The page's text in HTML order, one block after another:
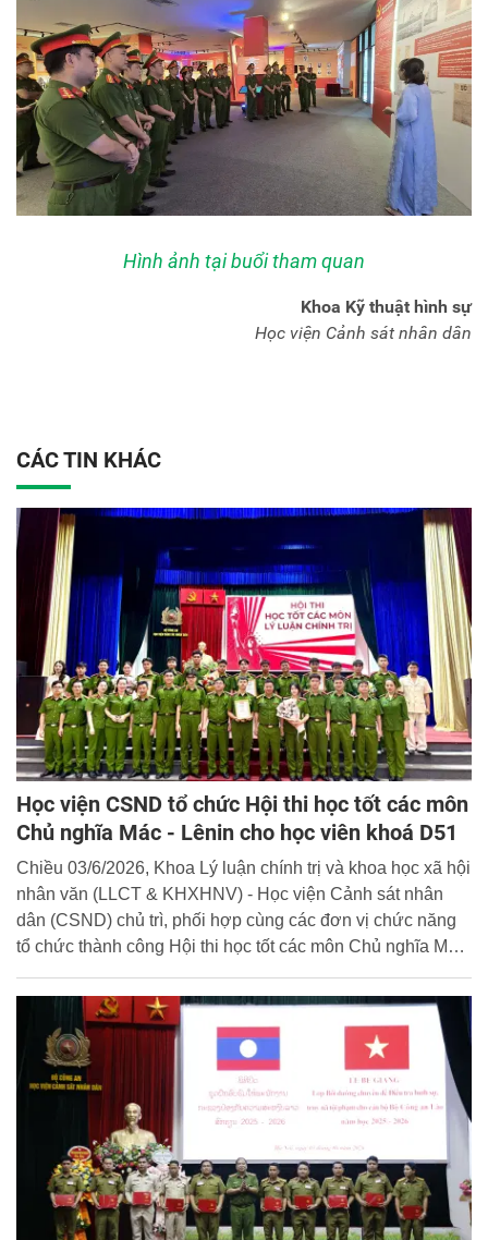
Hình ảnh tại buổi tham quan
Khoa Kỹ thuật hình sự
Học viện Cảnh sát nhân dân
CÁC TIN KHÁC
Học viện CSND tổ chức Hội thi học tốt các môn
Chủ nghĩa Mác - Lênin cho học viên khoá D51
Chiều 03/6/2026, Khoa Lý luận chính trị và khoa học xã hội
nhân văn (LLCT & KHXHNV) - Học viện Cảnh sát nhân
dân (CSND) chủ trì, phối hợp cùng các đơn vị chức năng
tổ chức thành công Hội thi học tốt các môn Chủ nghĩa Mác